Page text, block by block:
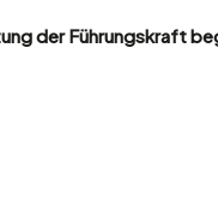
der Führungskraft